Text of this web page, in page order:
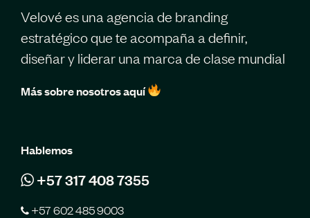
Velové es una agencia de branding
estratégico que te acompaña a definir,
diseñar y liderar una marca de clase mundial
Más sobre nosotros aquí
Hablemos
+57 317 408 7355
+57 602 485 9003